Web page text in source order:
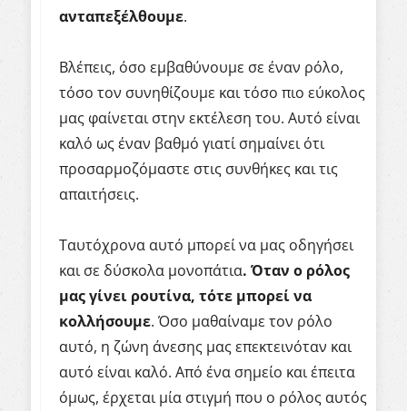
ανταπεξέλθουμε.
Βλέπεις, όσο εμβαθύνουμε σε έναν ρόλο,
τόσο τον συνηθίζουμε και τόσο πιο εύκολος
μας φαίνεται στην εκτέλεση του. Αυτό είναι
καλό ως έναν βαθμό γιατί σημαίνει ότι
προσαρμοζόμαστε στις συνθήκες και τις
απαιτήσεις.
Ταυτόχρονα αυτό μπορεί να μας οδηγήσει
και σε δύσκολα μονοπάτια. Όταν ο ρόλος
μας γίνει ρουτίνα, τότε μπορεί να
κολλήσουμε. Όσο μαθαίναμε τον ρόλο
αυτό, η ζώνη άνεσης μας επεκτεινόταν και
αυτό είναι καλό. Από ένα σημείο και έπειτα
όμως, έρχεται μία στιγμή που ο ρόλος αυτός